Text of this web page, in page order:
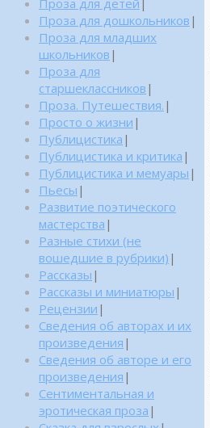
Проза для детей |
Проза для дошкольников |
Проза для младших
школьников |
Проза для
старшеклассников |
Проза. Путешествия. |
Просто о жизни |
Публицистика |
Публицистика и критика |
Публицистика и мемуары |
Пьесы |
Развитие поэтического
мастерства |
Разные стихи (не
вошедшие в рубрики) |
Рассказы |
Рассказы и миниатюры |
Рецензии |
Сведения об авторах и их
произведения |
Сведения об авторе и его
произведения |
Сентиментальная и
эротическая проза |